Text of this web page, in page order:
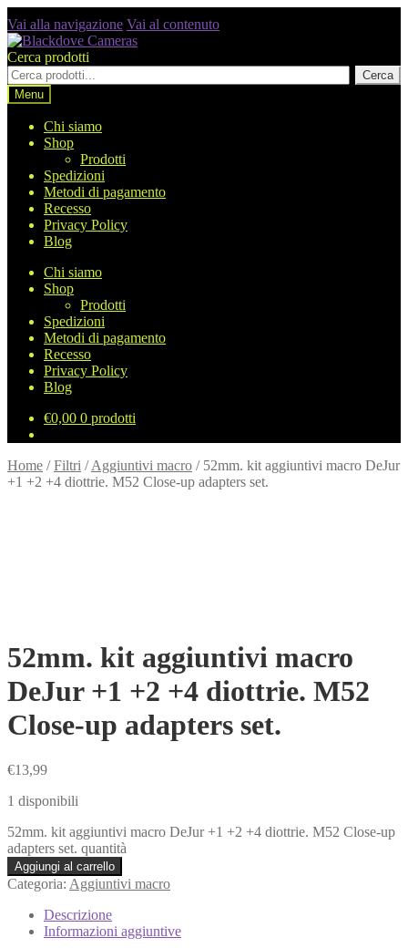
Vai alla navigazione Vai al contenuto
Cerca prodotti
Cerca
Menu
Chi siamo
Shop
Prodotti
Spedizioni
Metodi di pagamento
Recesso
Privacy Policy
Blog
Chi siamo
Shop
Prodotti
Spedizioni
Metodi di pagamento
Recesso
Privacy Policy
Blog
€0,00 0 prodotti
Home /Filtri /Aggiuntivi macro / 52mm. kit aggiuntivi macro DeJur
+1 +2 +4 diottrie. M52 Close-up adapters set.
52mm. kit aggiuntivi macro
DeJur +1 +2 +4 diottrie. M52
Close-up adapters set.
€13,99
1 disponibili
52mm. kit aggiuntivi macro DeJur +1 +2 +4 diottrie. M52 Close-up
adapters set. quantità
Aggiungi al carrello
Categoria: Aggiuntivi macro
Descrizione
Informazioni aggiuntive